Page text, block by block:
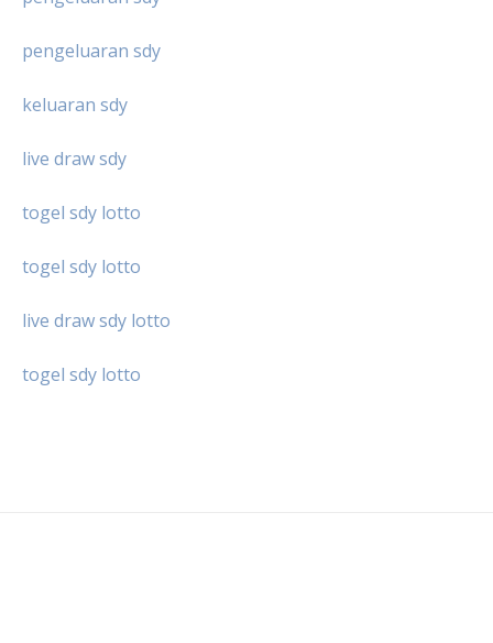
pengeluaran sdy
keluaran sdy
live draw sdy
togel sdy lotto
togel sdy lotto
live draw sdy lotto
togel sdy lotto